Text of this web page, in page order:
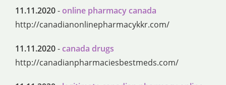
11.11.2020-online pharmacy canada
http://canadianonlinepharmacykkr.com/
11.11.2020-canada drugs
http://canadianpharmaciesbestmeds.com/